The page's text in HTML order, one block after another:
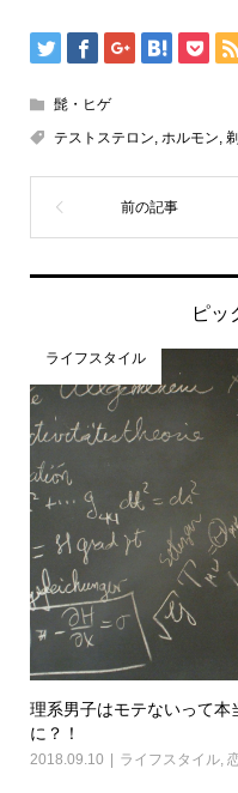
髭・ヒゲ
テストステロン, ホルモン,
ピッ
ライフスタイル
理系男子はモテないって
に？！
2018.09.10 ライフスタイル,